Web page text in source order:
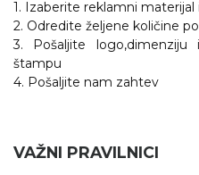
1. Izaberite reklamni materijal
2. Odredite željene količine
3. Pošaljite
štampu
4. Pošaljite nam zahtev
VAŽNI PRAVILNICI